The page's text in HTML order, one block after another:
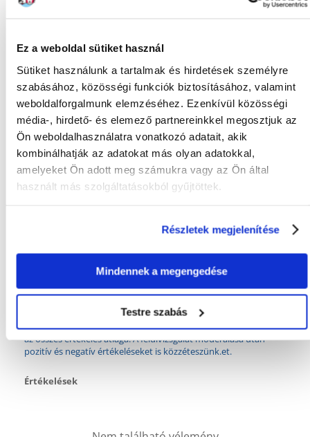
Ez a weboldal sütiket használ
Sütiket használunk a tartalmak és hirdetések személyre
szabásához, közösségi funkciók biztosításához, valamint
weboldalforgalmunk elemzéséhez. Ezenkívül közösségi
média-, hirdető- és elemező partnereinkkel megosztjuk az
Ön weboldalhasználatra vonatkozó adatait, akik
kombinálhatják az adatokat más olyan adatokkal,
amelyeket Ön adott meg számukra vagy az Ön által
használt más szolgáltatásokból gyűjtöttek.
Részletek megjelenítése
Mindennek a megengedése
Testre szabás
Gyakori Kérdések (GYIK)
FAJTA: Eledel
Tulajdonságok
CSOMAG SÚLYA
(KG):
1
Mi a termék értékelési szabályzat?
Csak regisztrált FERA.HU vásárlók írhatnak véleményt, akik
megvásárolták ezt a terméket. A csillagok által adott értékelés
az összes értékelés átlaga. A felülvizsgálat moderálása után
pozitív és negatív értékeléseket is közzéteszünk.et.
Értékelések